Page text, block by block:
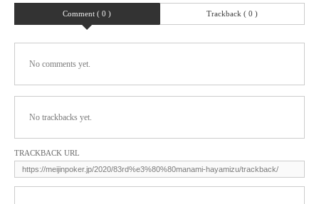
Comment ( 0 ) Trackback ( 0 )
No comments yet.
No trackbacks yet.
TRACKBACK URL